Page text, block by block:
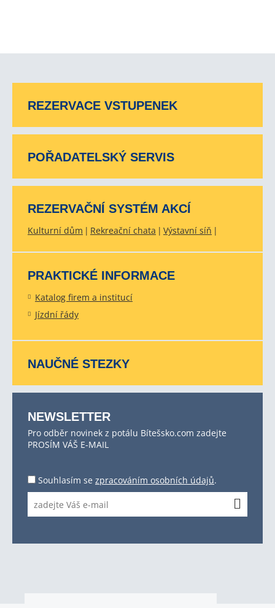
REZERVACE VSTUPENEK
POŘADATELSKÝ SERVIS
REZERVAČNÍ SYSTÉM AKCÍ
Kulturní dům Rekreační chata Výstavní síň
PRAKTICKÉ INFORMACE
Katalog firem a institucí
Jízdní řády
NAUČNÉ STEZKY
NEWSLETTER
Pro odběr novinek z potálu Bítešsko.com zadejte
PROSÍM VÁŠ E-MAIL
Souhlasím se zpracováním osobních údajů.